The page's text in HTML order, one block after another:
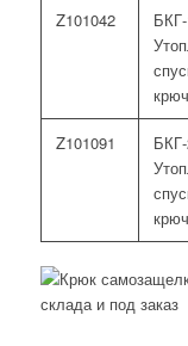
Z101042
Z101091